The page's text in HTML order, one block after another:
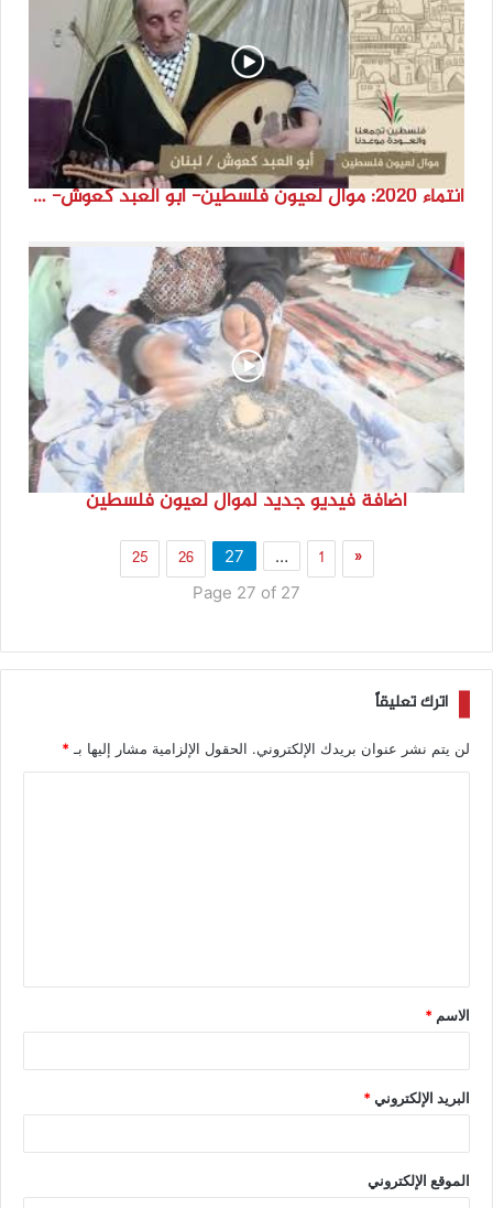
انتماء 2020: موال لعيون فلسطين- أبو العبد كعوش- لبنان
اضافة فيديو جديد لموال لعيون فلسطين
«
1
…
25 26
27
Page 27 of 27
اترك تعليقاً
لن يتم نشر عنوان بريدك الإلكتروني. الحقول الإلزامية مشار إليها بـ *
الاسم *
البريد الإلكتروني*
الموقع الإلكتروني